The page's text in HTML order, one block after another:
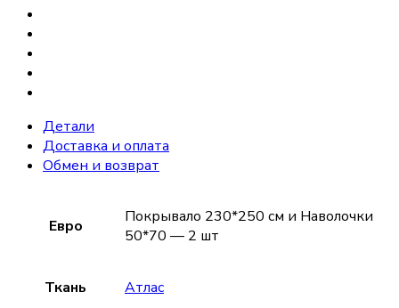
Детали
Доставка и оплата
Обмен и возврат
Евро
Покрывало 230*250 см и Наволочки
50*70 — 2 шт
Ткань Атлас